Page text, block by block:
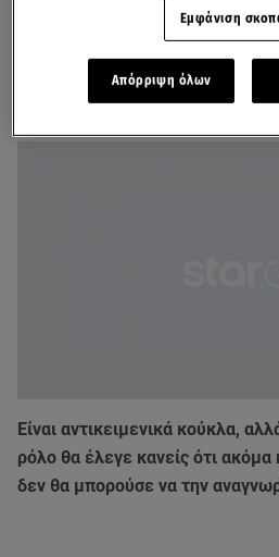
Είναι αντικειμενικά κούκλα,
ρόλο θα έλεγε κανείς ότι ακόμα
δεν θα μπορούσε να την
Εμφάνιση
Απόρριψη όλων